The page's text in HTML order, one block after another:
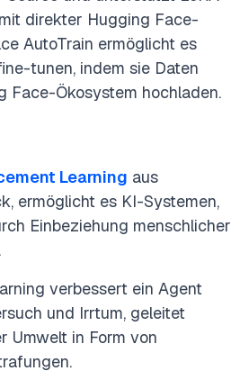
direkter Hugging Face-
AutoTrain ermöglicht es
tunen, indem sie Daten
Face-Ökosystem hochladen.
Learning aus
ermöglicht es KI-Systemen,
Einbeziehung menschlicher
verbessert ein Agent
und Irrtum, geleitet
Umwelt in Form von